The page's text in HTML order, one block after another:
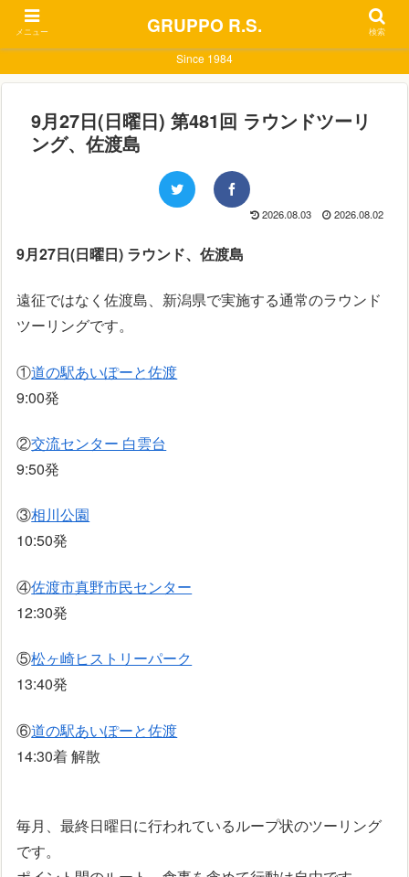
Since 1984
9月27日(日曜日) 第481回 ラウンドツーリ
ング、佐渡島
2026.08.03 2026.08.02
9月27日(日曜日) ラウンド、佐渡島
遠征ではなく佐渡島、新潟県で実施する通常のラウンド
ツーリングです。
①道の駅あいぽーと佐渡
9:00発
②交流センター 白雲台
9:50発
③相川公園
10:50発
④佐渡市真野市民センター
12:30発
⑤松ヶ崎ヒストリーパーク
13:40発
⑥道の駅あいぽーと佐渡
14:30着 解散
毎月、最終日曜日に行われているループ状のツーリング
です。
メニュー GRUPPO R.S. 検索